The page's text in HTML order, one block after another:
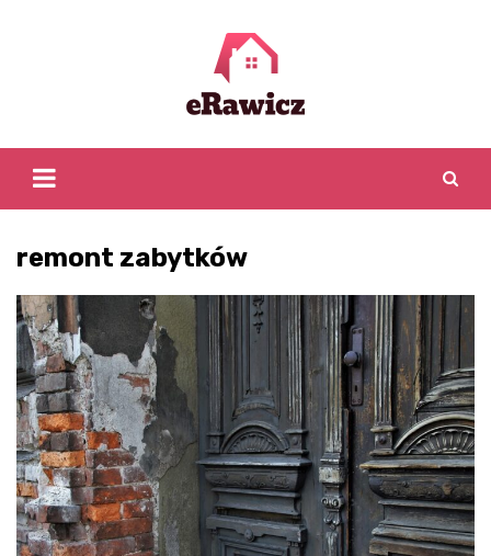
remont zabytków